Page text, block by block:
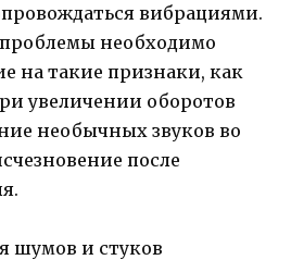
вибрациями.
необходимо
на такие признаки, как
увеличении оборотов
необычных звуков во
после
шумов и стуков